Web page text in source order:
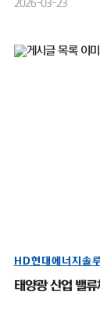
2026-03-23
HD현대에너지솔
태양광 산업 밸